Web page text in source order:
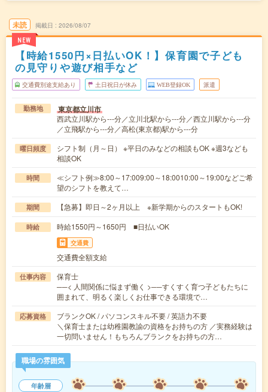
未読
NEW
掲載日 2026/08/07
【時給1550円×日払いOK！】保育園で子ども
の見守りや遊び相手など
交通費別途支給あり 土日祝日が休み WEB登録OK 派遣
勤務地 東京都立川市
西武立川駅から---分／立川北駅から---分／西立川駅から---分
／立飛駅から---分／高松(東京都)駅から---分
曜日頻度
シフト制（月～日） ※平日のみなどの相談もOK ※週3なども
相談OK
時間
≪シフト例≫8:00～17:009:00～18:0010:00～19:00などご希
望のシフトを教えて…
期間 【急募】即日～2ヶ月以上 ※新学期からのスタートもOK!
時給 時給1550円～1650円 ■日払いOK
交通費
交通費全額支給
仕事内容
保育士
──< 人間関係に悩まず働く >──すくすく育つ子どもたちに
囲まれて、明るく楽しくお仕事できる環境で…
応募資格
ブランクOK / パソコンスキル不要 / 英語力不要
＼保育士または幼稚園教諭の資格をお持ちの方 ／実務経験は
一切問いません！もちろんブランクをお持ちの方…
職場の雰囲気
年齢層